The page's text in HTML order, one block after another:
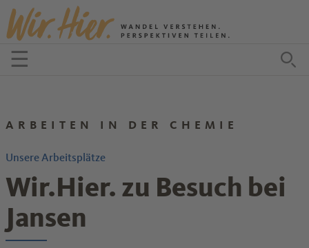
Zum Inhalt springen
☰Menü öffnen
ARBEITEN IN DER CHEMIE
Unsere Arbeitsplätze
Wir.Hier. zu Besuch bei
Jansen